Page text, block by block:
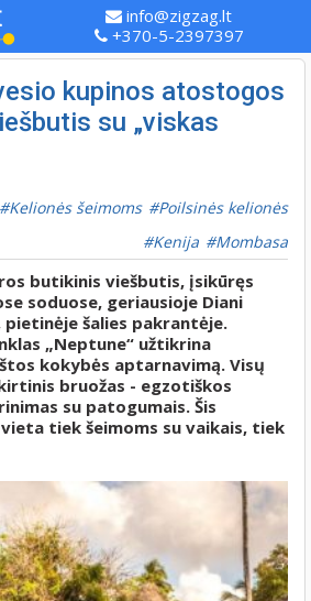
info@zigzag.lt
+370-5-2397397
kupinos atostogos
su „viskas
Kelionės šeimoms
Poilsinės kelionės
Kenija
Mombasa
butikinis viešbutis, įsikūręs
soduose, geriausioje Diani
šalies pakrantėje.
„Neptune“ užtikrina
kokybės aptarnavimą. Visų
bruožas - egzotiškos
su patogumais. Šis
tiek šeimoms su vaikais, tiek